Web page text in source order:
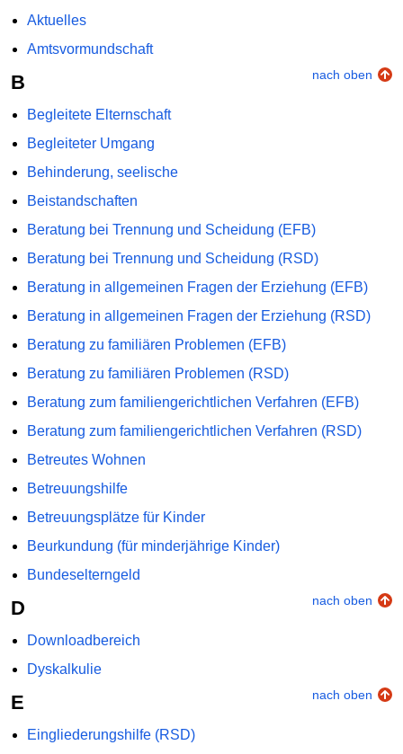
Aktuelles
Amtsvormundschaft
B nach oben
Begleitete Elternschaft
Begleiteter Umgang
Behinderung, seelische
Beistandschaften
Beratung bei Trennung und Scheidung (EFB)
Beratung bei Trennung und Scheidung (RSD)
Beratung in allgemeinen Fragen der Erziehung (EFB)
Beratung in allgemeinen Fragen der Erziehung (RSD)
Beratung zu familiären Problemen (EFB)
Beratung zu familiären Problemen (RSD)
Beratung zum familiengerichtlichen Verfahren (EFB)
Beratung zum familiengerichtlichen Verfahren (RSD)
Betreutes Wohnen
Betreuungshilfe
Betreuungsplätze für Kinder
Beurkundung (für minderjährige Kinder)
Bundeselterngeld
D nach oben
Downloadbereich
Dyskalkulie
E nach oben
Eingliederungshilfe (RSD)